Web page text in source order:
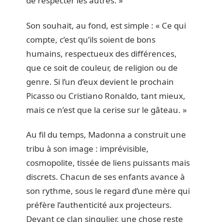
Son souhait, au fond, est simple : « Ce qui
compte, c’est qu’ils soient de bons
humains, respectueux des différences,
que ce soit de couleur, de religion ou de
genre. Si l’un d’eux devient le prochain
Picasso ou Cristiano Ronaldo, tant mieux,
mais ce n’est que la cerise sur le gâteau. »
Au fil du temps, Madonna a construit une
tribu à son image : imprévisible,
cosmopolite, tissée de liens puissants mais
discrets. Chacun de ses enfants avance à
son rythme, sous le regard d’une mère qui
préfère l’authenticité aux projecteurs.
Devant ce clan singulier, une chose reste